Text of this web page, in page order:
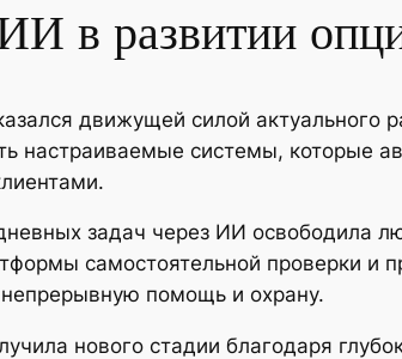
в развитии
движущей силой актуального
настраиваемые системы, которые
задач через ИИ освободила
самостоятельной проверки и
помощь и охрану.
нового стадии благодаря